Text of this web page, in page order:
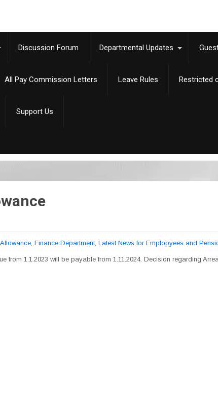
Discussion Forum Departmental Updates
All Pay Commission Letters Leave Rules Restricted
Support Us
, Finance Department, Latest News for Emplopyees and
from 1.1.2023 will be payable from 1.11.2024. Decision regarding